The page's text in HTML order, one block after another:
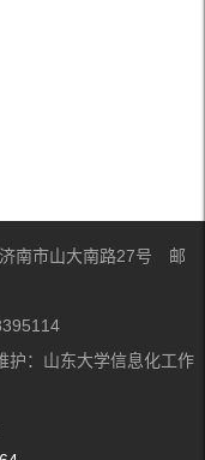
南市山大南路27号 邮
：山东大学信息化工作